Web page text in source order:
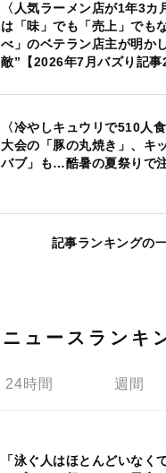
〈人気ラーメン店が1年3カ
は「味」でも「売上」でも
べ」のベテラン店主が明か
敵”【2026年7月バズり記事2
〈冷やしキュウリで510人
大会の「豚の丸焼き」、キ
バブ」も…酷暑の夏祭りで
記事ランキングの
ニュースランキ
24時間 週間
「泳ぐ人はほとんどいな